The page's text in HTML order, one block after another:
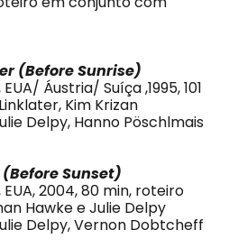
(Before Sunrise)
Áustria/ Suíça ,1995, 101
Kim Krizan
Delpy, Hanno Pöschlmais
Sunset)
2004, 80 min, roteiro
Hawke e Julie Delpy
Delpy, Vernon Dobtcheff